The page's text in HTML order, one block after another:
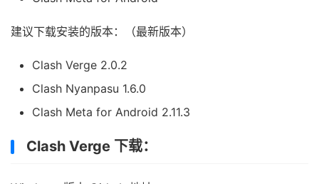
建议下载安装的版本：（最新版本）
Clash Verge 2.0.2
Clash Nyanpasu 1.6.0
Clash Meta for Android 2.11.3
Clash Verge 下载：